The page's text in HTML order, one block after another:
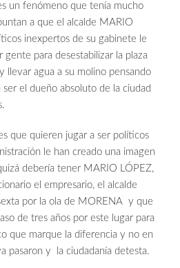
un fenómeno que tenía mucho
a que el alcalde MARIO
inexpertos de su gabinete le
para desestabilizar la plaza
llevar agua a su molino pensando
el dueño absoluto de la ciudad
que quieren jugar a ser políticos
le han creado una imagen
debería tener MARIO LÓPEZ,
el empresario, el alcalde
por la ola de MORENA y que
de tres años por este lugar para
que marque la diferencia y no en
pasaron y la ciudadanía detesta.